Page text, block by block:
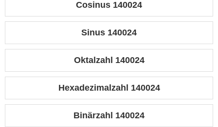
Cosinus 140024
Sinus 140024
Oktalzahl 140024
Hexadezimalzahl 140024
Binärzahl 140024